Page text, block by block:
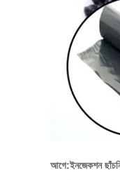
আগে:ইনজেকশন